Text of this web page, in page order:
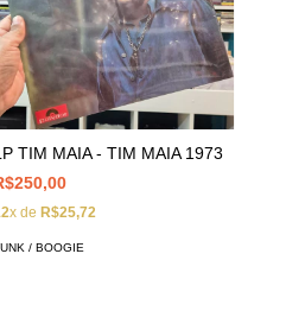
TIM MAIA - TIM MAIA 1973
x de R$25,72
/ BOOGIE